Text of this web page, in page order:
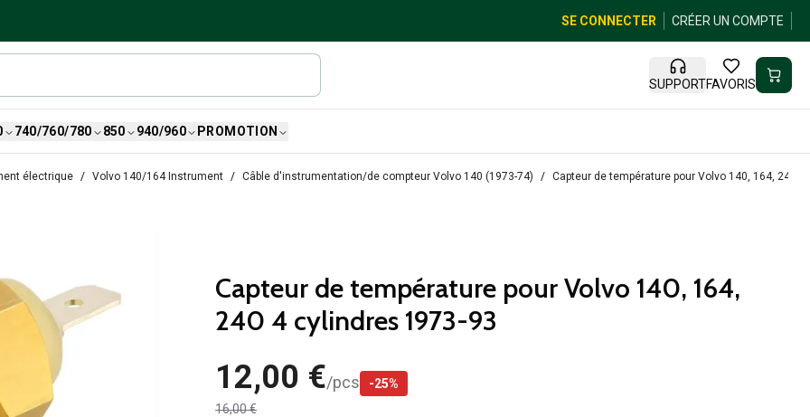
SE CONNECTER CRÉER UN COMPTE
SUPPORTFAVORIS
740/760/780 850 940/960 PROMOTION
électrique Volvo 140/164 Instrument Câble d'instrumentation/de compteur Volvo 140 (1973-74) Capteur de température pour Volvo 140, 164, 240
Capteur de température pour Volvo 140, 164,
240 4 cylindres 1973-93
12,00 €/pcs -25%
16,00 €